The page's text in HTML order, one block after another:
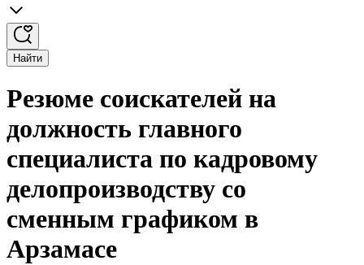
Найти
Резюме соискателей на
должность главного
специалиста по кадровому
делопроизводству со
сменным графиком в
Арзамасе